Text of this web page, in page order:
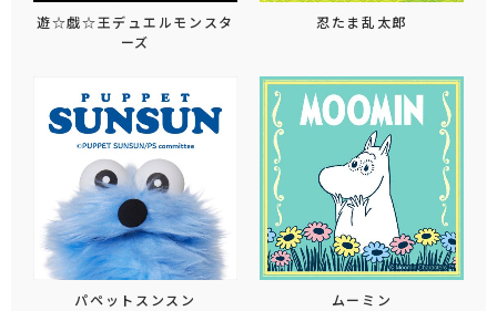
遊☆戯☆王デュエルモンスタ
ーズ
忍たま乱太郎
パペットスンスン ムーミン